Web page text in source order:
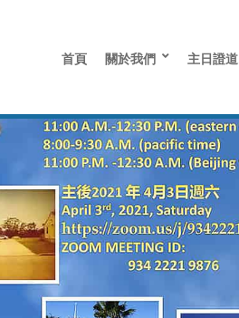
首頁 關於我們 主日證道